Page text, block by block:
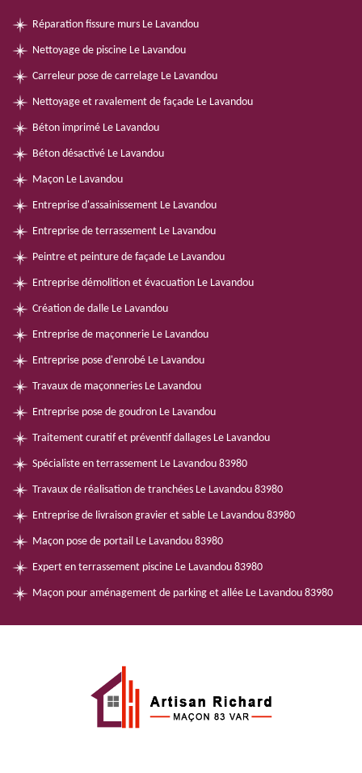
Réparation fissure murs Le Lavandou
Nettoyage de piscine Le Lavandou
Carreleur pose de carrelage Le Lavandou
Nettoyage et ravalement de façade Le Lavandou
Béton imprimé Le Lavandou
Béton désactivé Le Lavandou
Maçon Le Lavandou
Entreprise d'assainissement Le Lavandou
Entreprise de terrassement Le Lavandou
Peintre et peinture de façade Le Lavandou
Entreprise démolition et évacuation Le Lavandou
Création de dalle Le Lavandou
Entreprise de maçonnerie Le Lavandou
Entreprise pose d'enrobé Le Lavandou
Travaux de maçonneries Le Lavandou
Entreprise pose de goudron Le Lavandou
Traitement curatif et préventif dallages Le Lavandou
Spécialiste en terrassement Le Lavandou 83980
Travaux de réalisation de tranchées Le Lavandou 83980
Entreprise de livraison gravier et sable Le Lavandou 83980
Maçon pose de portail Le Lavandou 83980
Expert en terrassement piscine Le Lavandou 83980
Maçon pour aménagement de parking et allée Le Lavandou 83980